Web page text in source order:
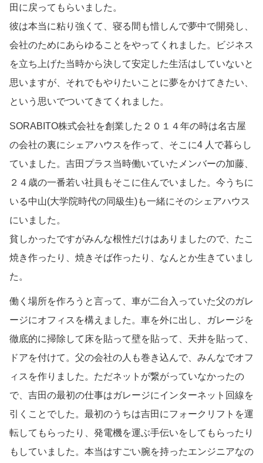
田に戻ってもらいました。
彼は本当に粘り強くて、寝る間も惜しんで夢中で開発し、
会社のためにあらゆることをやってくれました。ビジネス
を立ち上げた当時から決して安定した生活はしていないと
思いますが、それでもやりたいことに夢をかけてきたい、
という思いでついてきてくれました。
SORABITO株式会社を創業した２０１４年の時は名古屋
の会社の裏にシェアハウスを作って、そこに4 人で暮らし
ていました。吉田プラス当時働いていたメンバーの加藤、
２４歳の一番若い社員もそこに住んでいました。今うちに
いる中山(大学院時代の同級生)も一緒にそのシェアハウス
にいました。
貧しかったですがみんな根性だけはありましたので、たこ
焼き作ったり、焼きそば作ったり、なんとか生きていまし
た。
働く場所を作ろうと言って、車が二台入っていた父のガレ
ージにオフィスを構えました。車を外に出し、ガレージを
徹底的に掃除して床を貼って壁を貼って、天井を貼って、
ドアを付けて。父の会社の人も巻き込んで、みんなでオフ
ィスを作りました。ただネットが繋がっていなかったの
で、吉田の最初の仕事はガレージにインターネット回線を
引くことでした。最初のうちは吉田にフォークリフトを運
転してもらったり、発電機を運ぶ手伝いをしてもらったり
もしていました。本当はすごい腕を持ったエンジニアなの